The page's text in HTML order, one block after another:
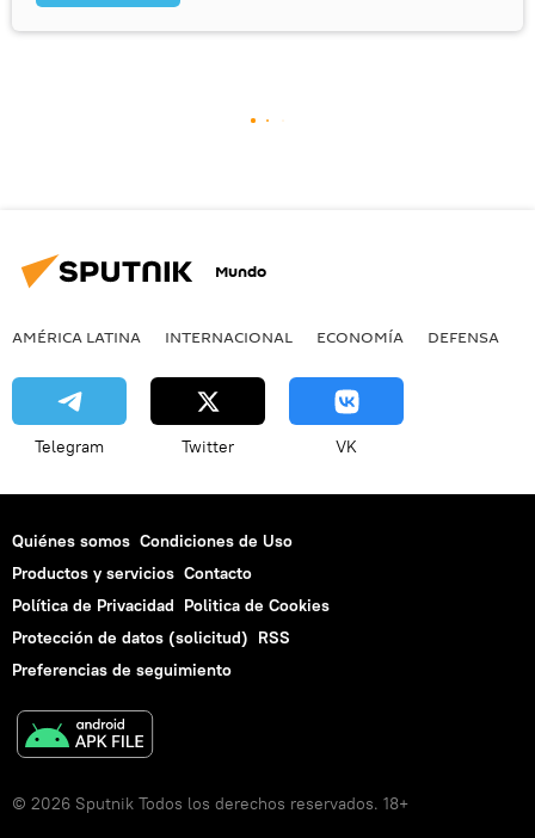
Mundo
AMÉRICA LATINA INTERNACIONAL ECONOMÍA DEFENSA
Telegram Twitter VK
Quiénes somos Condiciones de Uso
Productos y servicios Contacto
Política de Privacidad Politica de Cookies
Protección de datos (solicitud) RSS
Preferencias de seguimiento
© 2026 Sputnik Todos los derechos reservados. 18+